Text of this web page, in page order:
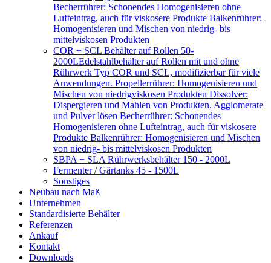
Becherrührer: Schonendes Homogenisieren ohne
Lufteintrag, auch für viskosere Produkte Balkenrührer:
Homogenisieren und Mischen von niedrig- bis
mittelviskosen Produkten
COR + SCL Behälter auf Rollen 50-
2000LEdelstahlbehälter auf Rollen mit und ohne
Rührwerk Typ COR und SCL, modifizierbar für viele
Anwendungen. Propellerrührer: Homogenisieren und
Mischen von niedrigviskosen Produkten Dissolver:
Dispergieren und Mahlen von Produkten, Agglomerate
und Pulver lösen Becherrührer: Schonendes
Homogenisieren ohne Lufteintrag, auch für viskosere
Produkte Balkenrührer: Homogenisieren und Mischen
von niedrig- bis mittelviskosen Produkten
SBPA + SLA Rührwerksbehälter 150 - 2000L
Fermenter / Gärtanks 45 - 1500L
Sonstiges
Neubau nach Maß
Unternehmen
Standardisierte Behälter
Referenzen
Ankauf
Kontakt
Downloads